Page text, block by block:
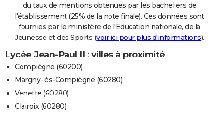
du taux de mentions obtenues par les bacheliers de
l'établissement (25% de la note finale). Ces données sont
fournies par le ministère de l'Education nationale, de la
Jeunesse et des Sports (voir ici pour plus d'informations).
Lycée Jean-Paul II : villes à proximité
Compiègne (60200)
Margny-lès-Compiègne (60280)
Venette (60280)
Clairoix (60280)